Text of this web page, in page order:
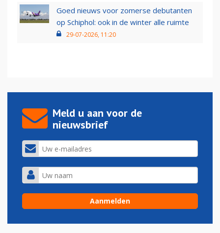
Goed nieuws voor zomerse debutanten
op Schiphol: ook in de winter alle ruimte
29-07-2026, 11:20
Meld u aan voor de
nieuwsbrief